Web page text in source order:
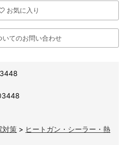
お気に入り
いてのお問い合わせ
対策 > ヒートガン・シーラー・熱